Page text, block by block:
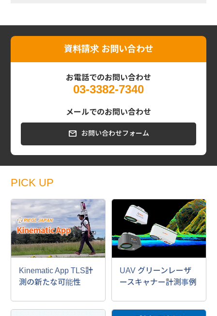
資料請求お問い合わせ
お電話でのお問い合わせ
03-3382-7340
メールでのお問い合わせ
お問い合わせフォーム
PICK UP
Kinematic App TLS計
測の新たな可能性
UAV グリーンレーザ
ースキャナー計測事例